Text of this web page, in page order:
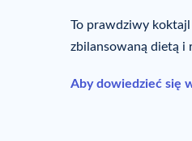
To prawdziwy
zbilansowaną dietą i
Aby dowiedzieć się